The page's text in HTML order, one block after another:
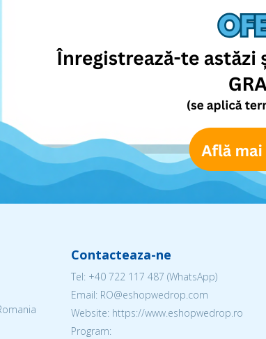
Contacteaza-ne
Tel: +40 722 117 487 (WhatsApp)
Email: RO@eshopwedrop.com
Website: https://www.eshopwedrop.ro
Program: